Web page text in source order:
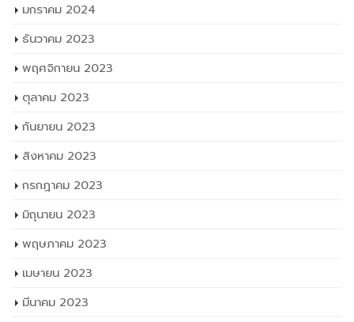
มกราคม 2024
ธันวาคม 2023
พฤศจิกายน 2023
ตุลาคม 2023
กันยายน 2023
สิงหาคม 2023
กรกฎาคม 2023
มิถุนายน 2023
พฤษภาคม 2023
เมษายน 2023
มีนาคม 2023